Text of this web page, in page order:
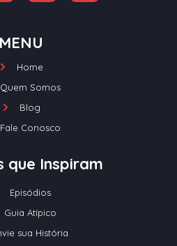
MENU
Home
Quem Somos
Blog
Fale Conosco
que Inspiram
Episódios
Guia Atípico
sua História